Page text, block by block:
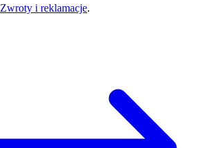
Zwroty i reklamacje.